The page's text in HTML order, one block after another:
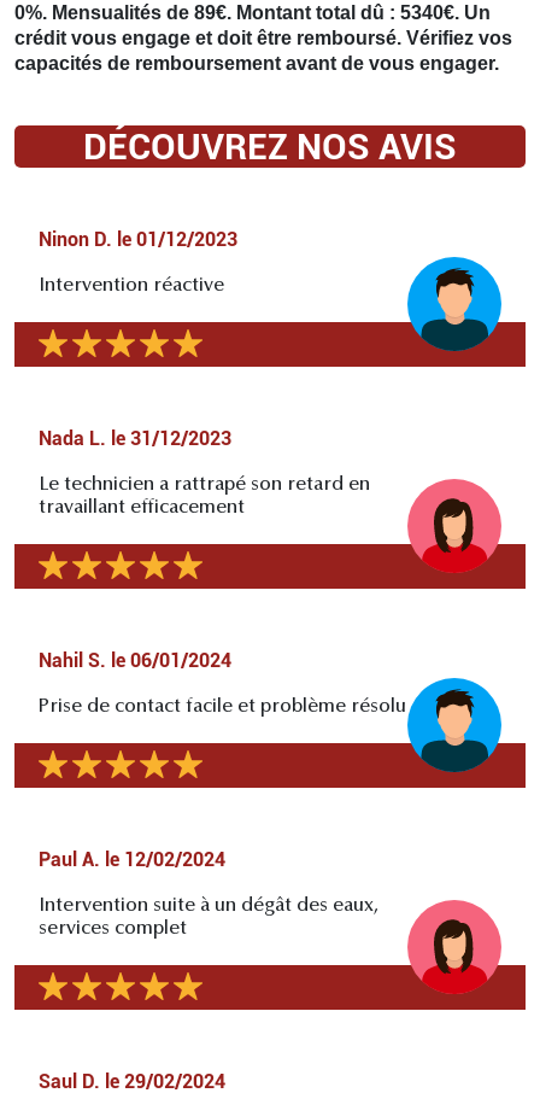
0%. Mensualités de 89€. Montant total dû : 5340€. Un
crédit vous engage et doit être remboursé. Vérifiez vos
capacités de remboursement avant de vous engager.
DÉCOUVREZ NOS AVIS
Ninon D. le 01/12/2023
Intervention réactive
Nada L. le 31/12/2023
Le technicien a rattrapé son retard en
travaillant efficacement
Nahil S. le 06/01/2024
Prise de contact facile et problème résolu
Paul A. le 12/02/2024
Intervention suite à un dégât des eaux,
services complet
Saul D. le 29/02/2024